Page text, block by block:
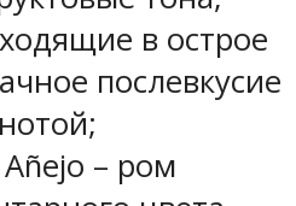
в острое
послевкусие
– ром